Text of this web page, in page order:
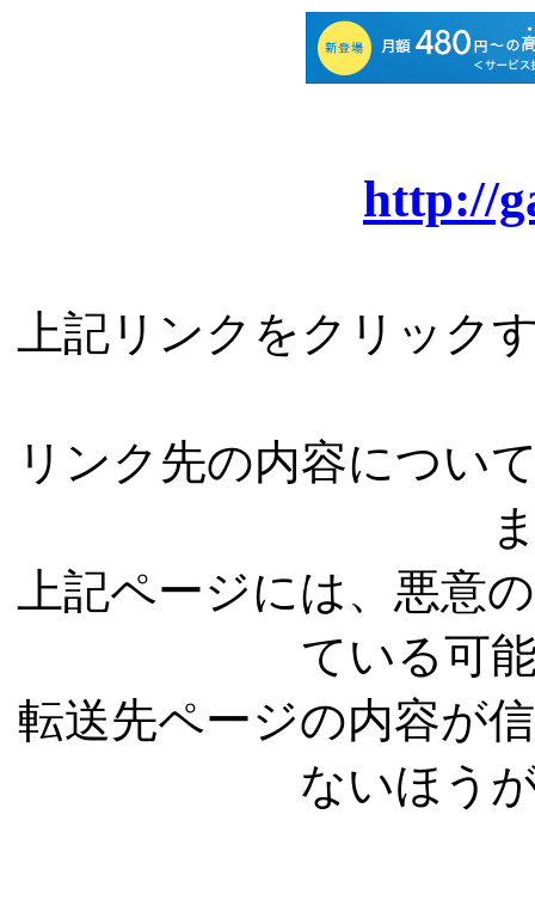
http://
上記リンクをクリック
リンク先の内容につい
上記ページには、悪意
ている可
転送先ページの内容が
ないほう